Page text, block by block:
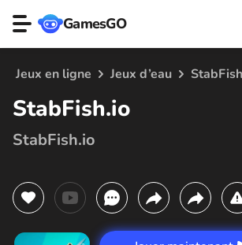
GamesGO
Jeux en ligne Jeux d’eau
StabFish.io
StabFish.io